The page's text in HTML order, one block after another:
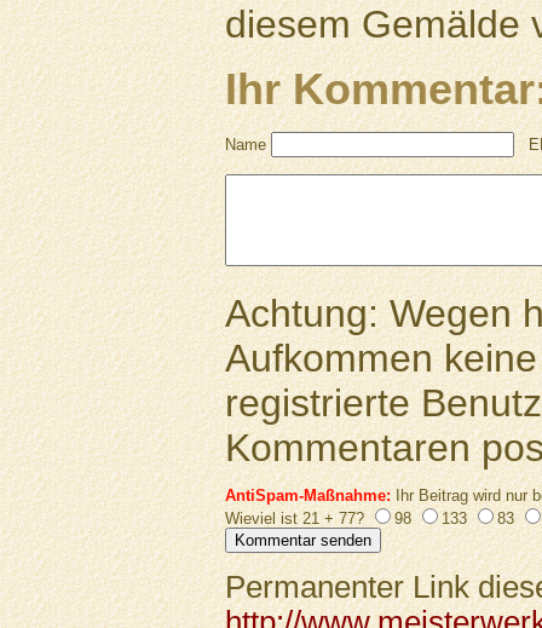
diesem Gemälde
Ihr
Name
Achtung: Wegen
Aufkommen
registrierte
Kommentaren
AntiSpam-Maßnahme:Ihr Beitrag wird nur
Wieviel ist 21 + 77?
98 133 83
Permanenter Link